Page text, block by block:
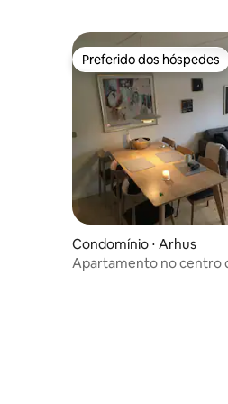
cidade.
Preferido dos hóspedes
Preferido dos hóspedes
Condomínio ⋅ Arhus
Apartamento no centro